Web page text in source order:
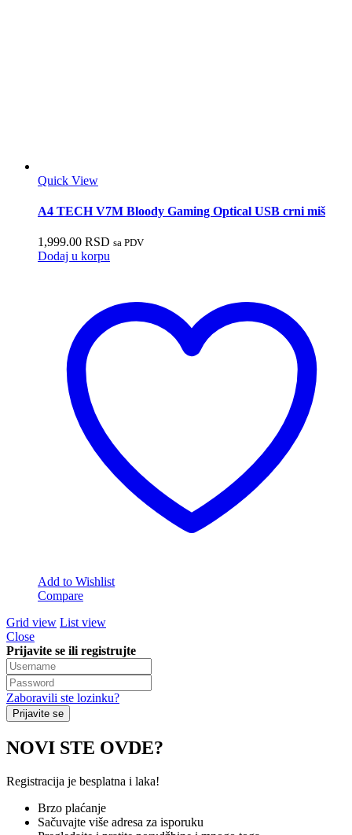
Quick View
A4 TECH V7M Bloody Gaming Optical USB crni miš
1,999.00 RSD sa PDV
Dodaj u korpu
Add to Wishlist
Compare
Grid view List view
Close
Prijavite se ili registrujte
Zaboravili ste lozinku?
NOVI STE OVDE?
Registracija je besplatna i laka!
Brzo plaćanje
Sačuvajte više adresa za isporuku